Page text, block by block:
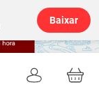
Baixar